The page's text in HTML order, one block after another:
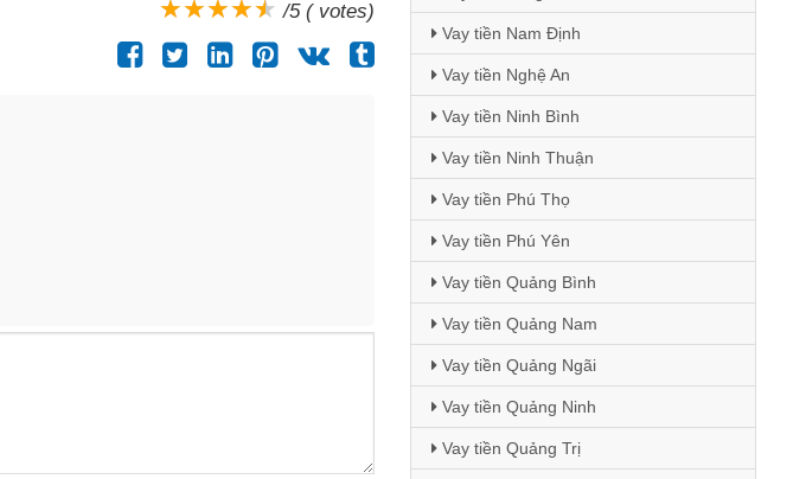
/5 ( votes)
Vay tiền Nam Định
Vay tiền Nghệ An
Vay tiền Ninh Bình
Vay tiền Ninh Thuận
Vay tiền Phú Thọ
Vay tiền Phú Yên
Vay tiền Quảng Bình
Vay tiền Quảng Nam
Vay tiền Quảng Ngãi
Vay tiền Quảng Ninh
Vay tiền Quảng Trị